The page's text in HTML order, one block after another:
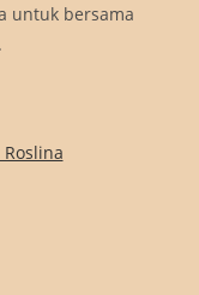
untuk bersama